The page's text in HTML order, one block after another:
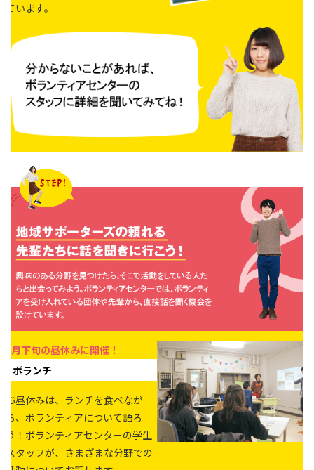
ています。
4月下旬の昼休みに開催！
ボランチ
お昼休みは、ランチを食べなが
ら、ボランティアについて語ろ
う！ボランティアセンターの学生
スタッフが、さまざまな分野での